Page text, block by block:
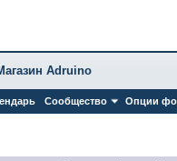
Сообщество Опции
Adruino